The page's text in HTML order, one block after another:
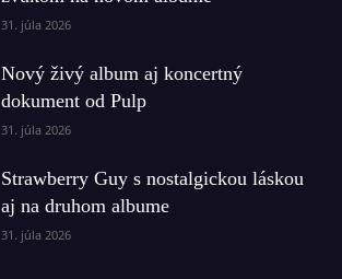
31. júla 2026
Nový živý album aj koncertný
dokument od Pulp
31. júla 2026
Strawberry Guy s nostalgickou láskou
aj na druhom albume
31. júla 2026